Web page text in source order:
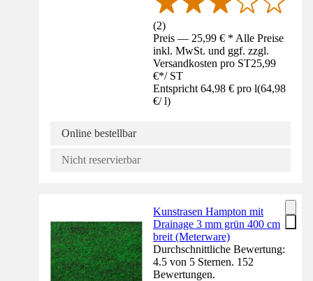
(2)
Preis — 25,99 € * Alle Preise
inkl. MwSt. und ggf. zzgl.
Versandkosten pro ST25,99
€*/ ST
Entspricht 64,98 € pro l(64,98
€/ l)
Online bestellbar
Nicht reservierbar
Kunstrasen Hampton mit
Drainage 3 mm grün 400 cm
breit (Meterware)
Durchschnittliche Bewertung:
4.5 von 5 Sternen. 152
Bewertungen.